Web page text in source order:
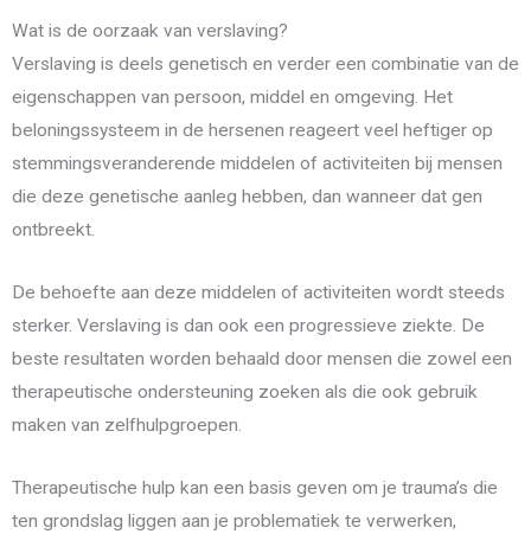
Wat is de oorzaak van verslaving?
Verslaving is deels genetisch en verder een combinatie van de
eigenschappen van persoon, middel en omgeving. Het
beloningssysteem in de hersenen reageert veel heftiger op
stemmingsveranderende middelen of activiteiten bij mensen
die deze genetische aanleg hebben, dan wanneer dat gen
ontbreekt.
De behoefte aan deze middelen of activiteiten wordt steeds
sterker. Verslaving is dan ook een progressieve ziekte. De
beste resultaten worden behaald door mensen die zowel een
therapeutische ondersteuning zoeken als die ook gebruik
maken van zelfhulpgroepen.
Therapeutische hulp kan een basis geven om je trauma’s die
ten grondslag liggen aan je problematiek te verwerken,